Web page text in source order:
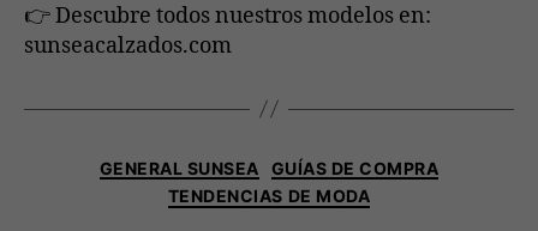
👉 Descubre todos nuestros modelos en:
sunseacalzados.com
GENERAL SUNSEA
GUÍAS DE COMPRA
TENDENCIAS DE MODA